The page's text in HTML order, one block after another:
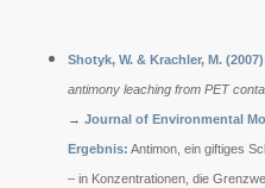
Shotyk, W. & Krachler, M.
antimony leaching from PET
→ Journal of Environmental
Ergebnis: Antimon, ein giftiges
– in Konzentrationen, die